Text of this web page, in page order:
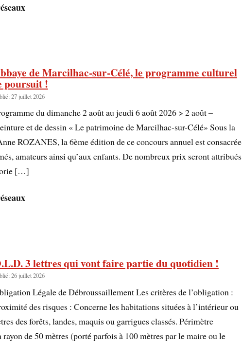
de Marcilhac-sur-Célé, le programme culturel
poursuit !
27 juillet 2026
du dimanche 2 août au jeudi 6 août 2026 > 2 août –
et de dessin « Le patrimoine de Marcilhac-sur-Célé» Sous la
ROZANES, la 6ème édition de ce concours annuel est consacrée
amateurs ainsi qu’aux enfants. De nombreux prix seront attribués
[…]
3 lettres qui vont faire partie du quotidien !
26 juillet 2026
Légale de Débroussaillement Les critères de l’obligation :
des risques : Concerne les habitations situées à l’intérieur ou
des forêts, landes, maquis ou garrigues classés. Périmètre
de 50 mètres (porté parfois à 100 mètres par le maire ou le